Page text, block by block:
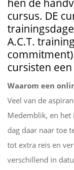
hen de
cursus. DE
A.C.T.
cursisten
Waarom een
Veel van de
Medemblik, en het
dag daar naar toe
tot extra reis en
verschillend in